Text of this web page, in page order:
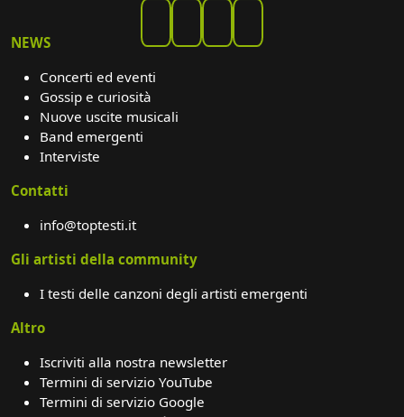
NEWS
Concerti ed eventi
Gossip e curiosità
Nuove uscite musicali
Band emergenti
Interviste
Contatti
info@toptesti.it
Gli artisti della community
I testi delle canzoni degli artisti emergenti
Altro
Iscriviti alla nostra newsletter
Termini di servizio YouTube
Termini di servizio Google